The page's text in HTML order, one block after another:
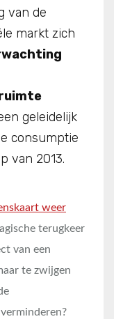
van de
markt zich
geleidelijk
consumptie
van 2013.
weer
terugkeer
van een
te zwijgen